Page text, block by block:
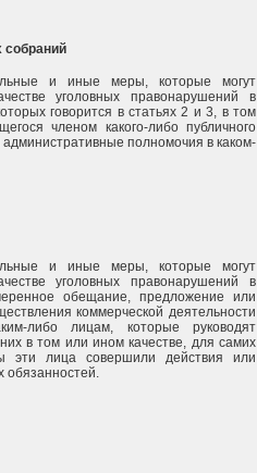
собраний
и иные меры, которые могут
уголовных правонарушений в
говорится в статьях 2 и 3, в том
членом какого-либо публичного
полномочия в каком-
и иные меры, которые могут
уголовных правонарушений в
обещание, предложение или
коммерческой деятельности
либо лицам, которые руководят
в том или ином качестве, для самих
лица совершили действия или
обязанностей.